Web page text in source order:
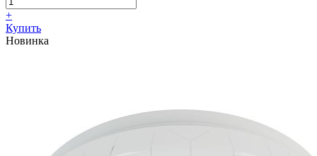
+
Купить
Новинка